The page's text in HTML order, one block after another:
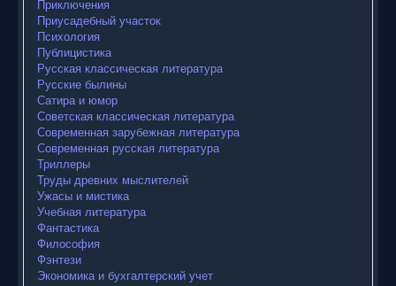
Приключения
Приусадебный участок
Психология
Публицистика
Русская классическая литература
Русские былины
Сатира и юмор
Советская классическая литература
Современная зарубежная литература
Современная русская литература
Триллеры
Труды древних мыслителей
Ужасы и мистика
Учебная литература
Фантастика
Философия
Фэнтези
Экономика и бухгалтерский учет